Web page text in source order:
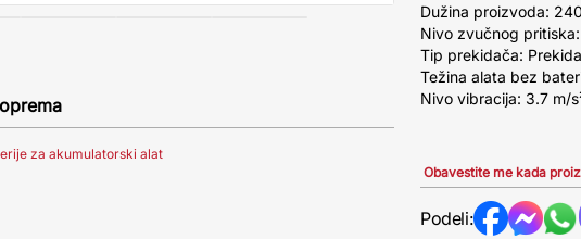
za akumulatorski alat
Dužina proizvoda:
Nivo zvučnog
Tip prekidača:
Težina alata bez
Nivo vibracija: 3.7 m/
Obavestite me kada
Podeli: